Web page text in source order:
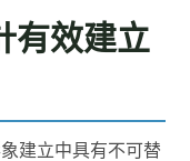
有效建立
建立中具有不可替